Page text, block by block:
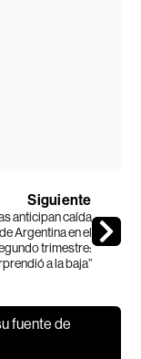
Siguiente
anticipan caída
Argentina en el
trimestre:
a la baja”
fuente de